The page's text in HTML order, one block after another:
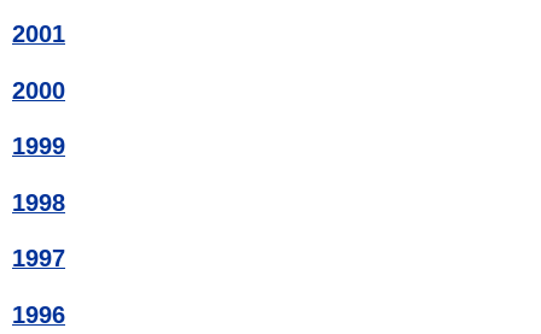
2001
2000
1999
1998
1997
1996